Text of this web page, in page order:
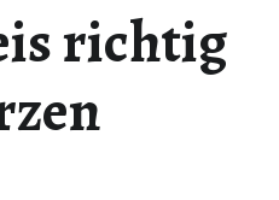
richtig